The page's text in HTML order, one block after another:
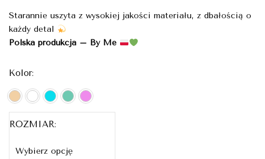
Starannie uszyta z wysokiej jakości materiału, z dbałością o
każdy detal
Polska produkcja – By Me
Kolor
ROZMIAR